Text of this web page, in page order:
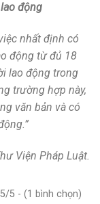
động
nhất định có
động từ đủ 18
lao động trong
trường hợp này,
văn bản và có
Viện Pháp Luật.
5/5 - (1 bình chọn)